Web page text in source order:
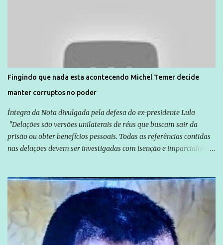
são vítimas de violência, estão em situação de risco ou têm seus
direitos violados. Leia mais: Anistia Internacional cobra do Brasil
solução do caso Amarildo - Terra Brasil
Fingindo que nada esta acontecendo Michel Temer decide
manter corruptos no poder
Íntegra da Nota divulgada pela defesa do ex-presidente Lula
"Delações são versões unilaterais de réus que buscam sair da
prisão ou obter benefícios pessoais. Todas as referências contidas
nas delações devem ser investigadas com isenção e imparcialidade
Globo manteve com o Grupo Odebrecht, citada na delação de
Emílio Odebrecht. Lula sempre atuou para promover o Brasil no
exterior, e não para promover determinadas empresas ou
empresários" Assina a nota o advogado Cristiano Zanin Martins